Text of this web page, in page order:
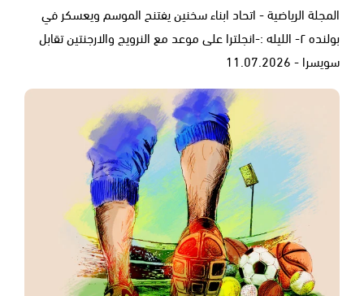
المجلة الرياضية - اتحاد ابناء سخنين يفتنح الموسم ويعسكر في
بولنده ٢- الليله :-انجلترا على موعد مع النرويج والارجنتين تقابل
سويسرا - 11.07.2026